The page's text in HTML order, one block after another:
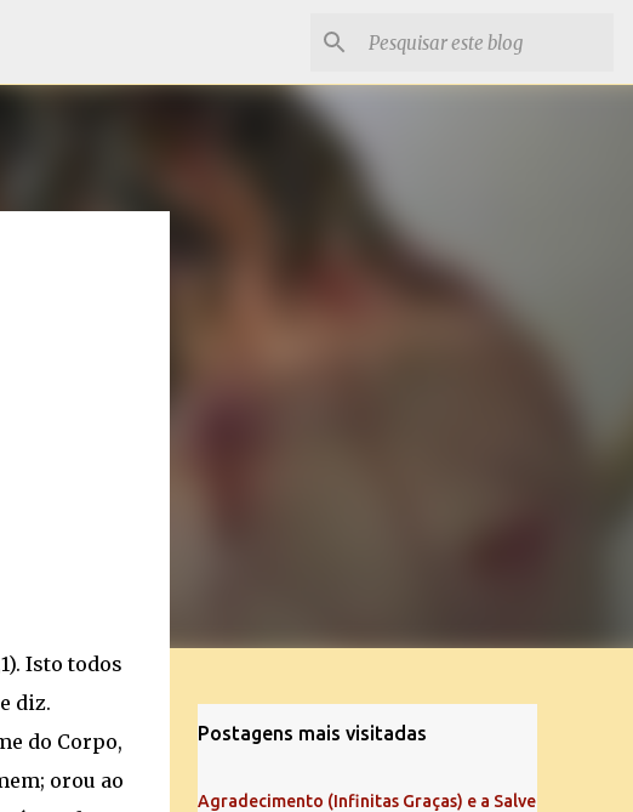
Isto todos
diz.
do Corpo,
orou ao
Postagens mais visitadas
Agradecimento (Infinitas Graças) e a Salve